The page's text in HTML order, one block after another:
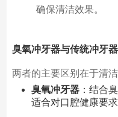
确保清洁效果。
臭氧冲牙器与传统冲牙
两者的主要区别在于清洁
臭氧冲牙器：结合
适合对口腔健康要求